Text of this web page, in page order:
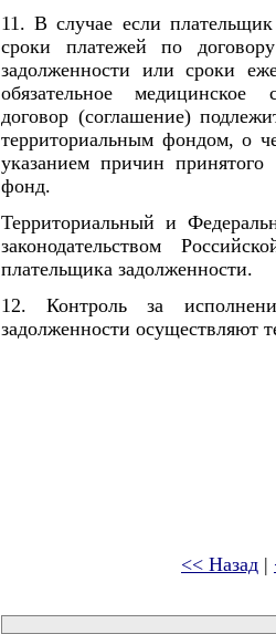
11. В случае если
сроки платежей по
задолженности или сроки
обязательное медицинское
договор (соглашение)
территориальным фондом, о
указанием причин
фонд.
Территориальный и
законодательством
плательщика задолженности.
12. Контроль за
задолженности осуществляют
<< Назад |